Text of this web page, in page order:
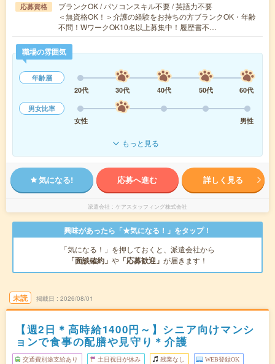
応募資格
ブランクOK / パソコンスキル不要 / 英語力不要
＜無資格OK！＞介護の経験をお持ちの方ブランクOK・年齢
不問！WワークOK10名以上募集中！履歴書不…
職場の雰囲気
年齢層
20代
30代 40代 50代
60代
男女比率
女性
男性
もっと見る
気になる! 応募へ進む 詳しく見る
派遣会社 ケアスタッフィング株式会社
興味があったら「★気になる！」をタップ！
「気になる！」を押しておくと、派遣会社から
「面談確約」 や 「応募歓迎」 が届きます！
未読 掲載日 2026/08/01
【週2日＊高時給1400円～】シニア向けマンシ
ョンで食事の配膳や見守り＊介護
交通費別途支給あり 土日祝日が休み 残業なし WEB登録OK